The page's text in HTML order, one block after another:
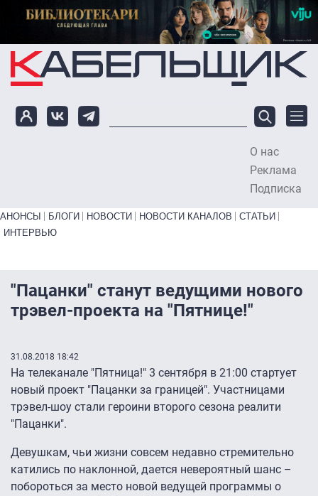
Перейти к основному содержанию
О нас
Реклама
Подписка
Primary links bottom
АНОНСЫ БЛОГИ НОВОСТИ НОВОСТИ КАНАЛОВ
СТАТЬИ
ИНТЕРВЬЮ
"Пацанки" станут ведущими нового
трэвел-проекта на "Пятнице!"
31.08.2018 18:42
На телеканале "Пятница!" 3 сентября в 21:00 стартует
новый проект "Пацанки за границей". Участницами
трэвел-шоу стали героини второго сезона реалити
"Пацанки".
Девушкам, чьи жизни совсем недавно стремительно
катились по наклонной, дается невероятный шанс –
побороться за место новой ведущей программы о